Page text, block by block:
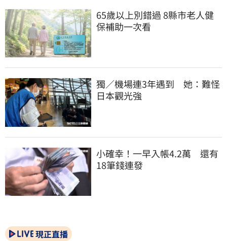
65歲以上別錯過 8縣市老人健
保補助一次看
獨／機場連3年遇到　她：難怪
日本觀光強
小確幸！一早入帳4.2萬　還有
18筆錢連發
現正直播